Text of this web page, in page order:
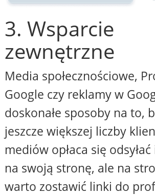
3. Wsparcie
zewnętrzne
Media społecznościowe,
Google czy reklamy w
doskonałe sposoby na to,
jeszcze większej liczby
mediów opłaca się
na swoją stronę, ale na
warto zostawić linki do